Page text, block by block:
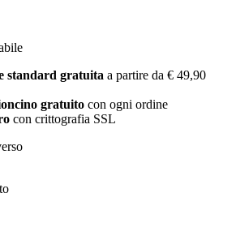
standard gratuita a partire da € 49,90
gratuito con ogni ordine
con crittografia SSL